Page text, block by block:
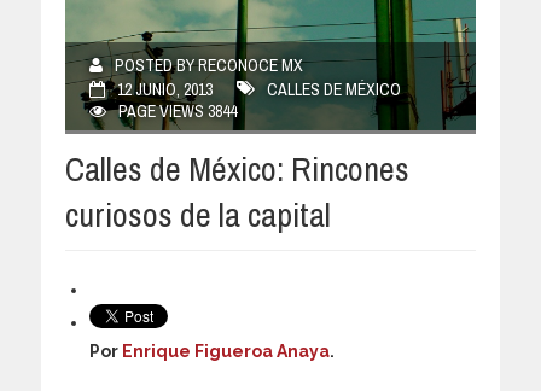
POSTED BY RECONOCE MX
12 JUNIO, 2013
CALLES DE MÉXICO
PAGE VIEWS 3844
Calles de México: Rincones
curiosos de la capital
Por Enrique Figueroa Anaya.